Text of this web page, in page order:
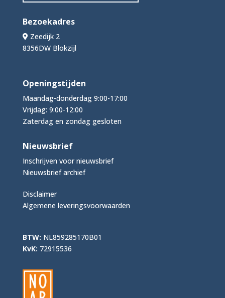
Bezoekadres
Zeedijk 2
8356DW Blokzijl
Openingstijden
Maandag-donderdag 9:00-17:00
Vrijdag: 9:00-12:00
Zaterdag en zondag gesloten
Nieuwsbrief
Inschrijven voor nieuwsbrief
Nieuwsbrief archief
Disclaimer
Algemene leveringsvoorwaarden
BTW: NL859285170B01
KvK: 72915536